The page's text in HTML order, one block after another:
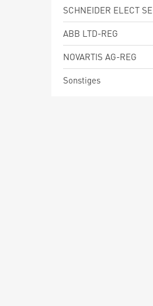
SCHNEIDER ELECT SE
ABB LTD-REG
NOVARTIS AG-REG
Sonstiges